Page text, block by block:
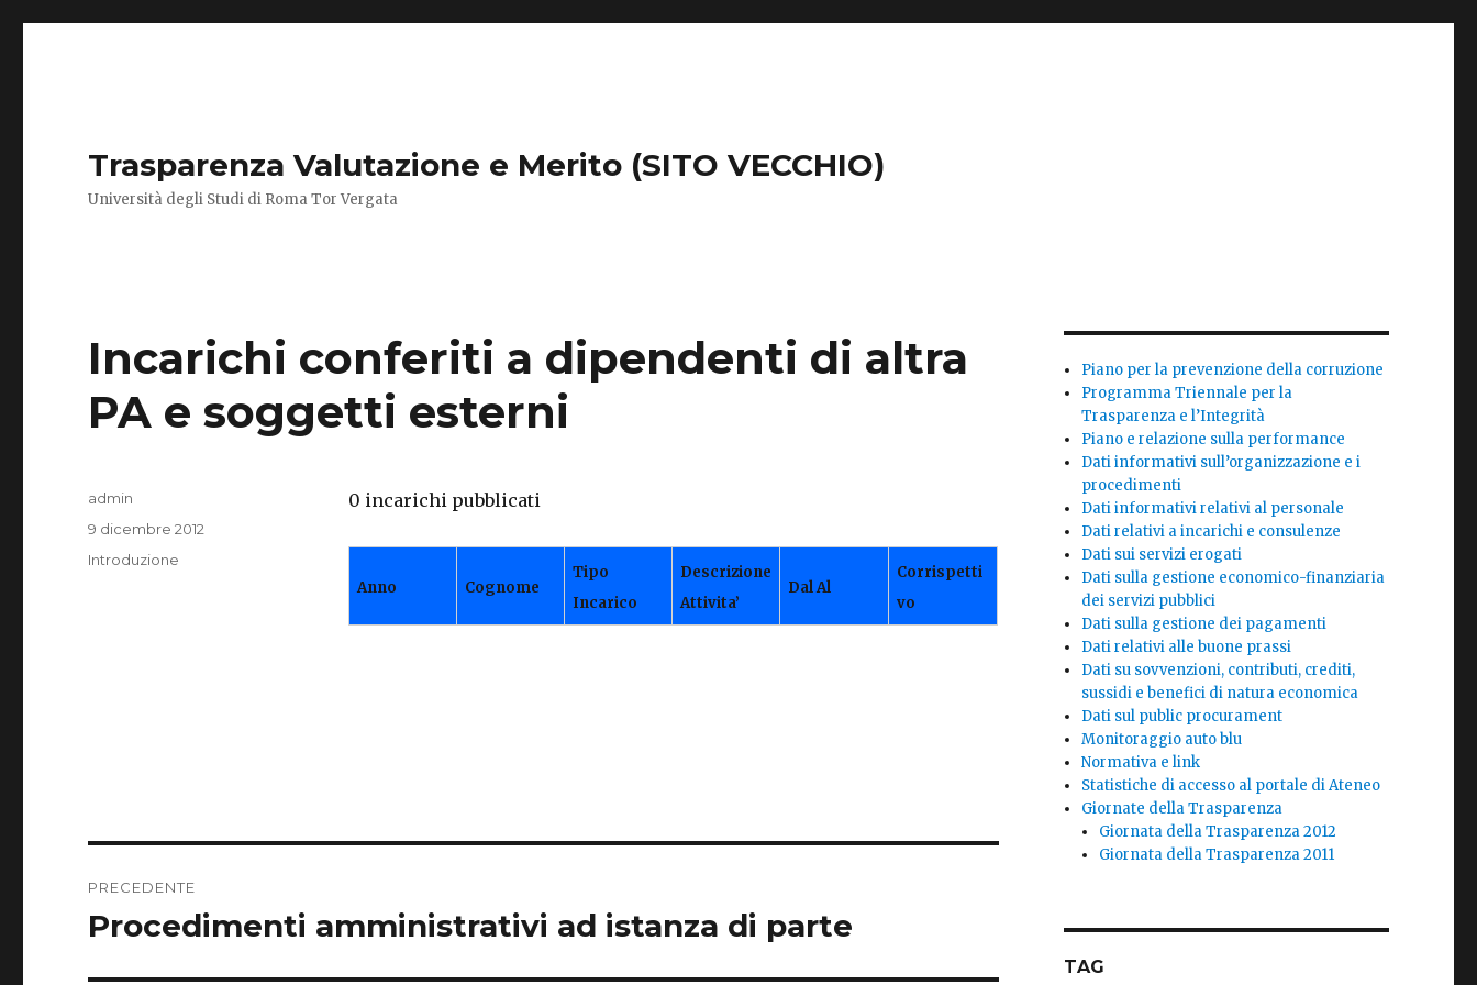
Trasparenza Valutazione e Merito (SITO VECCHIO)
Università degli Studi di Roma Tor Vergata
Incarichi conferiti a dipendenti di altra
PA e soggetti esterni
0 incarichi pubblicati
Anno Cognome
Tipo
Incarico
Descrizione
Attivita’
DalAl
Corrispetti
vo
Autore
admin
Pubblicato
il
9 dicembre 2012
Categorie
Introduzione
articoli
PRECEDENTE
Articolo
Procedimenti amministrativi ad istanza di parte
Piano per la prevenzione della corruzione
Programma Triennale per la
Trasparenza e l’Integrità
Piano e relazione sulla performance
Dati informativi sull’organizzazione e i
procedimenti
Dati informativi relativi al personale
Dati relativi a incarichi e consulenze
Dati sui servizi erogati
Dati sulla gestione economico-finanziaria
dei servizi pubblici
Dati sulla gestione dei pagamenti
Dati relativi alle buone prassi
Dati su sovvenzioni, contributi, crediti,
sussidi e benefici di natura economica
Dati sul public procurament
Monitoraggio auto blu
Normativa e link
Statistiche di accesso al portale di Ateneo
Giornate della Trasparenza
Giornata della Trasparenza 2012
Giornata della Trasparenza 2011
TAG